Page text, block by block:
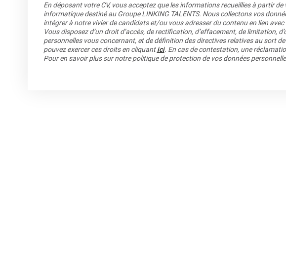
En déposant votre CV, vous acceptez que les informations recueillies à partir de
informatique destiné au Groupe LINKING TALENTS. Nous collectons vos
intégrer à notre vivier de candidats et/ou vous adresser du contenu en lien avec
Vous disposez d’un droit d’accès, de rectification, d’effacement, de limitation,
personnelles vous concernant, et de définition des directives relatives au sort
pouvez exercer ces droits en cliquantici. En cas de contestation, une
Pour en savoir plus sur notre politique de protection de vos données